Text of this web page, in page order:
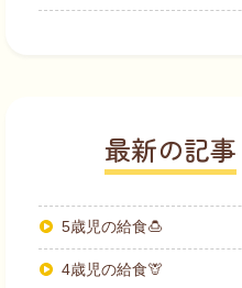
最新の記事
5歳児の給食🍮
4歳児の給食🦒